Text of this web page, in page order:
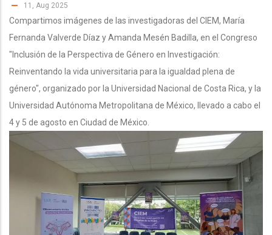
11, Aug 2025
Compartimos imágenes de las investigadoras del CIEM, María
Fernanda Valverde Díaz y Amanda Mesén Badilla, en el Congreso
"Inclusión de la Perspectiva de Género en Investigación:
Reinventando la vida universitaria para la igualdad plena de
género", organizado por la Universidad Nacional de Costa Rica, y la
Universidad Autónoma Metropolitana de México, llevado a cabo el
4 y 5 de agosto en Ciudad de México.